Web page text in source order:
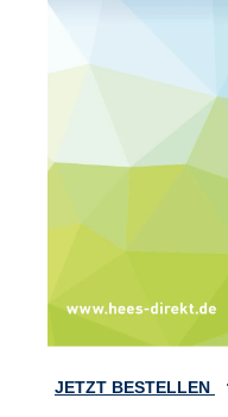
JETZT BESTELLEN